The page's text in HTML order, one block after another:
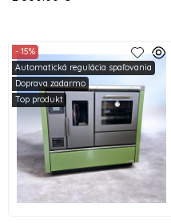
- 15%
Automatická regulácia spaľovania
Doprava zadarmo
Top produkt